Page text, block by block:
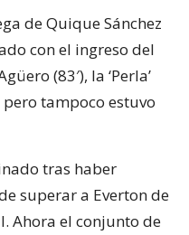
de Quique Sánchez
con el ingreso del
(83′), la ‘Perla’
tampoco estuvo
tras haber
superar a Everton de
Ahora el conjunto de